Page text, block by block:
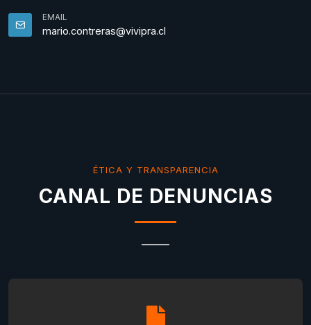
EMAIL
mario.contreras@vivipra.cl
ÉTICA Y TRANSPARENCIA
CANAL DE DENUNCIAS